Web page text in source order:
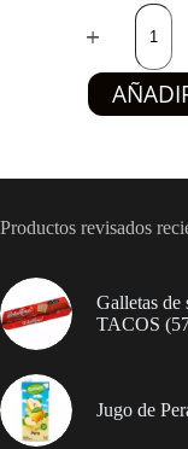
blandos
–
Leche,
(104
u
g)
Productos revisados
Galletas
TACOS
Jugo de